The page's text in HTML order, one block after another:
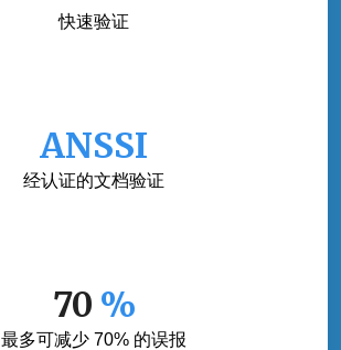
快速验证
ANSSI
经认证的文档验证
70 %
最多可减少 70% 的误报